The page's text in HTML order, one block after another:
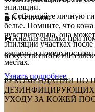
🖥️ КТ-снимок
🤖Анализ снимка при
искусственного
Узнать подробнее
эпиляции.
7. Соблюдайте личную
белье. Помните, что
чувствительна, она
эпиляции участках
вещами и
местах.
РЕКОМЕНДАЦИИ ПО
ДЕЗИНФИЦИРУЮЩИХ
УХОДУ ЗА КОЖЕЙ